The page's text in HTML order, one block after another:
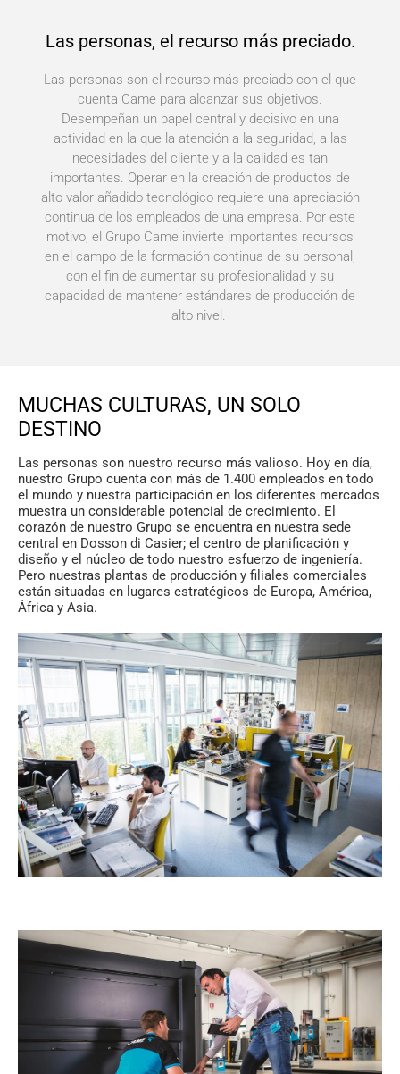
Las personas, el recurso más preciado.
Las personas son el recurso más preciado con el que
cuenta Came para alcanzar sus objetivos.
Desempeñan un papel central y decisivo en una
actividad en la que la atención a la seguridad, a las
necesidades del cliente y a la calidad es tan
importantes. Operar en la creación de productos de
alto valor añadido tecnológico requiere una apreciación
continua de los empleados de una empresa. Por este
motivo, el Grupo Came invierte importantes recursos
en el campo de la formación continua de su personal,
con el fin de aumentar su profesionalidad y su
capacidad de mantener estándares de producción de
alto nivel.
MUCHAS CULTURAS, UN SOLO
DESTINO
Las personas son nuestro recurso más valioso. Hoy en día,
nuestro Grupo cuenta con más de 1.400 empleados en todo
el mundo y nuestra participación en los diferentes mercados
muestra un considerable potencial de crecimiento. El
corazón de nuestro Grupo se encuentra en nuestra sede
central en Dosson di Casier; el centro de planificación y
diseño y el núcleo de todo nuestro esfuerzo de ingeniería.
Pero nuestras plantas de producción y filiales comerciales
están situadas en lugares estratégicos de Europa, América,
África y Asia.